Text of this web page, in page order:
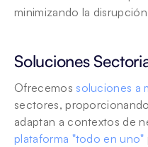
minimizando la
Soluciones
Ofrecemos soluciones a
sectores,
plataforma "todo en uno"